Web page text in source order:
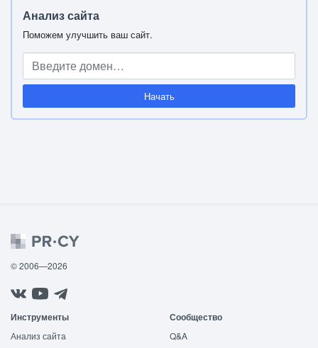
Анализ сайта
Поможем улучшить ваш сайт.
Начать
© 2006—2026
Инструменты
Анализ сайта
Сообщество
Q&A